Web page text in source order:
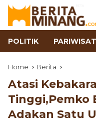
POLITIK
Home Berita
Atasi
Adakan Satu